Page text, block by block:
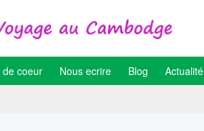
de coeur Nous ecrire Blog Actualité